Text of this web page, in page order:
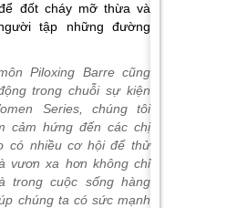
đốt cháy mỡ thừa và
tập những đường
Piloxing Barre cũng
trong chuỗi sự kiện
Series, chúng tôi
cảm hứng đến các chị
có nhiều cơ hội để thử
vươn xa hơn không chỉ
trong cuộc sống hàng
chúng ta có sức mạnh